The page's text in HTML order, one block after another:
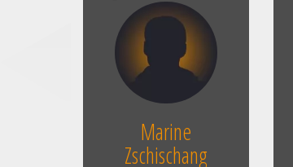
Marine
Zschischang